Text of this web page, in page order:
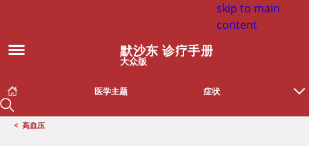
skip to main
content
默沙东 诊疗手册
大众版
医学主题 症状
< 高血压